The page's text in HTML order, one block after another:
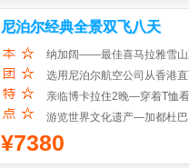
尼泊尔经典全景双飞八天
纳加阔——最佳喜马拉雅雪山
选用尼泊尔航空公司从香港
亲临博卡拉住2晚—穿着T恤
游览世界文化遗产—加都杜
奇特旺国家公园2晚——骑大
¥7380